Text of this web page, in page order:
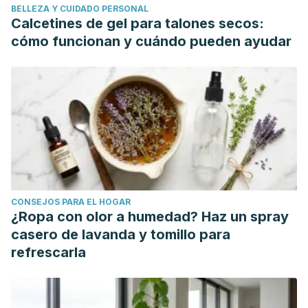
García, C. (2014).Procesamiento de frutas y verduras
BELLEZA Y CUIDADO PERSONAL
Calcetines de gel para talones secos:
cómo funcionan y cuándo pueden ayudar
CONSEJOS PARA EL HOGAR
¿Ropa con olor a humedad? Haz un spray
casero de lavanda y tomillo para
refrescarla